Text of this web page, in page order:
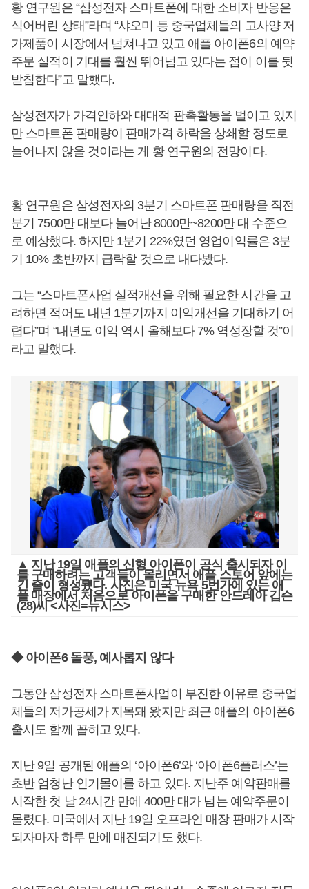
황 연구원은 “삼성전자 스마트폰에 대한 소비자 반응은
식어버린 상태”라며 “샤오미 등 중국업체들의 고사양 저
가제품이 시장에서 넘쳐나고 있고 애플 아이폰6의 예약
주문 실적이 기대를 훨씬 뛰어넘고 있다는 점이 이를 뒷
받침한다”고 말했다.
삼성전자가 가격인하와 대대적 판촉활동을 벌이고 있지
만 스마트폰 판매량이 판매가격 하락을 상쇄할 정도로
늘어나지 않을 것이라는 게 황 연구원의 전망이다.
황 연구원은 삼성전자의 3분기 스마트폰 판매량을 직전
분기 7500만 대보다 늘어난 8000만~8200만 대 수준으
로 예상했다. 하지만 1분기 22%였던 영업이익률은 3분
기 10% 초반까지 급락할 것으로 내다봤다.
그는 “스마트폰사업 실적개선을 위해 필요한 시간을 고
려하면 적어도 내년 1분기까지 이익개선을 기대하기 어
렵다”며 “내년도 이익 역시 올해보다 7% 역성장할 것”이
라고 말했다.
▲ 지난 19일 애플의 신형 아이폰이 공식 출시되자 이
를 구매하려는 고객들이 몰리면서 애플 스토어 앞에는
긴 줄이 형성됐다. 사진은 미국 뉴욕 5번가에 있는 애
플 매장에서 처음으로 아이폰을 구매한 안드레아 깁슨
(28)씨 <사진=뉴시스>
◆ 아이폰6 돌풍, 예사롭지 않다
그동안 삼성전자 스마트폰사업이 부진한 이유로 중국업
체들의 저가공세가 지목돼 왔지만 최근 애플의 아이폰6
출시도 함께 꼽히고 있다.
지난 9일 공개된 애플의 ‘아이폰6’와 ‘아이폰6플러스’는
초반 엄청난 인기몰이를 하고 있다. 지난주 예약판매를
시작한 첫 날 24시간 만에 400만 대가 넘는 예약주문이
몰렸다. 미국에서 지난 19일 오프라인 매장 판매가 시작
되자마자 하루 만에 매진되기도 했다.